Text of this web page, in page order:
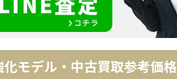
モデル・中古買取参考価格